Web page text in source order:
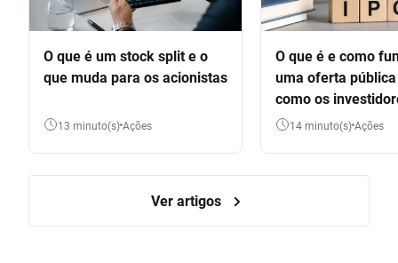
O que é um stock split e o
que muda para os acionistas
13 minuto(s) Ações
O que é e como
uma oferta
como os
participar
14 minuto(s) Ações
Ver artigos